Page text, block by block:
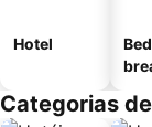
Hotel
Categorias